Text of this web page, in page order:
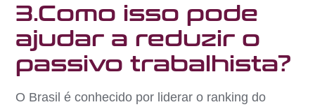
3.Como isso pode
ajudar a reduzir o
passivo trabalhista?
O Brasil é conhecido por liderar o ranking do